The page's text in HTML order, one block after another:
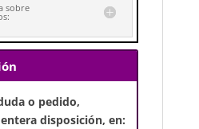
sobre
o pedido,
disposición, en: